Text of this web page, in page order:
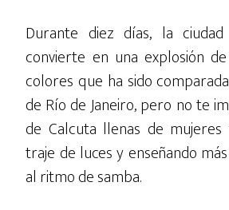
Durante diez días, la
convierte en una explosión
colores que ha sido
de Río de Janeiro, pero no te
de Calcuta llenas de
traje de luces y enseñando
al ritmo de samba.